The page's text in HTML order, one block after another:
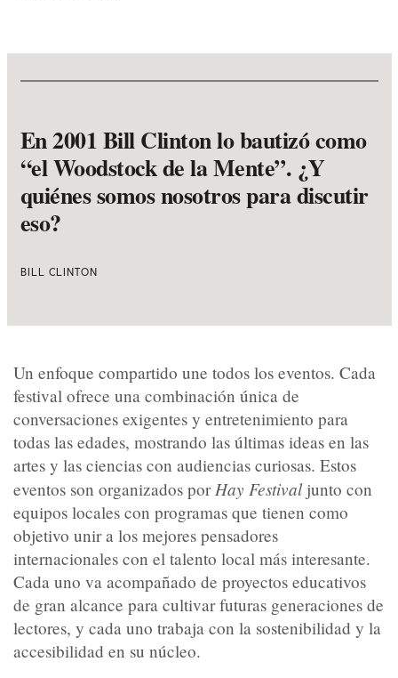
En 2001 Bill Clinton lo bautizó como
“el Woodstock de la Mente”. ¿Y
quiénes somos nosotros para discutir
eso?
BILL CLINTON
Un enfoque compartido une todos los eventos. Cada
festival ofrece una combinación única de
conversaciones exigentes y entretenimiento para
todas las edades, mostrando las últimas ideas en las
artes y las ciencias con audiencias curiosas. Estos
eventos son organizados por Hay Festivaljunto con
equipos locales con programas que tienen como
objetivo unir a los mejores pensadores
internacionales con el talento local más interesante.
Cada uno va acompañado de proyectos educativos
de gran alcance para cultivar futuras generaciones de
lectores, y cada uno trabaja con la sostenibilidad y la
accesibilidad en su núcleo.